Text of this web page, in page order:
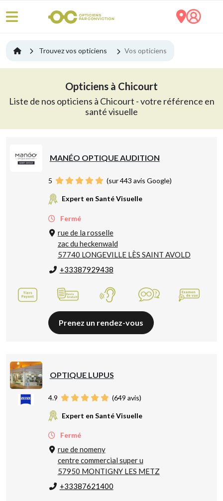
Trouvez vos opticiens Vos opticiens
Opticiens à Chicourt
Liste de nos opticiens à Chicourt - votre référence en
santé visuelle
MANÉO OPTIQUE AUDITION
5 (sur 443 avis Google)
Expert en Santé Visuelle
Fermé
rue de la rosselle
zac du heckenwald
57740 LONGEVILLE LÈS SAINT AVOLD
+33387929438
Prenez un rendez-vous
OPTIQUE LUPUS
4.9 (649 avis)
Expert en Santé Visuelle
Fermé
rue de nomeny
centre commercial super u
57950 MONTIGNY LES METZ
+33387621400